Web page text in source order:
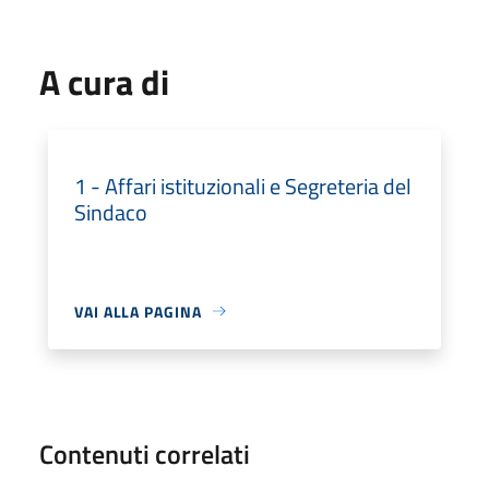
A cura di
1 - Affari istituzionali e Segreteria del
Sindaco
VAI ALLA PAGINA
Contenuti correlati